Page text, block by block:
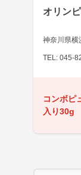
オリン
神奈川県横
TEL: 045-
コンボピ
入り30g